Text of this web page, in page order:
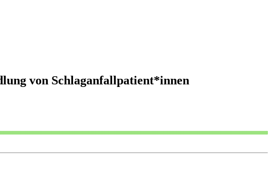
von Schlaganfallpatient*innen